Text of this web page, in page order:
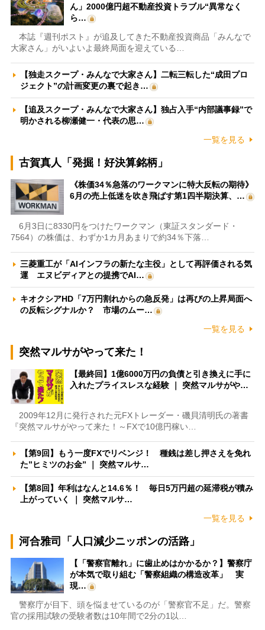
ん」2000億円超不動産投資トラブル“異常なく
ら…
本誌『週刊ポスト』が追及してきた不動産投資商品「みんなで
大家さん」がいよいよ最終局面を迎えている…
【独走スクープ・みんなで大家さん】二転三転した“成田プロ
ジェクト”の計画変更の裏で起き…
【追及スクープ・みんなで大家さん】独占入手“内部議事録”で
明かされる柳瀬健一・代表の思…
一覧を見る
古賀真人「発掘！好決算銘柄」
《株価34％急落のワークマンに特大反転の期待》
6月の売上低迷を吹き飛ばす第1四半期決算、…
6月3日に8330円をつけたワークマン（東証スタンダード・
7564）の株価は、わずか1カ月あまりで約34％下落…
三菱重工が「AIインフラの新たな主役」として再評価される気
運 エヌビディアとの提携でAI…
キオクシアHD「7万円割れからの急反発」は再びの上昇局面へ
の反転シグナルか？ 市場のムー…
一覧を見る
突然マルサがやって来た！
【最終回】1億6000万円の負債と引き換えに手に
入れたプライスレスな経験 ｜ 突然マルサがや…
2009年12月に発行された元FXトレーダー・磯貝清明氏の著書
『突然マルサがやって来た！～FXで10億円稼い…
【第9回】もう一度FXでリベンジ！ 種銭は差し押さえを免れ
た”ヒミツのお金” ｜ 突然マルサ…
【第8回】年利はなんと14.6％！ 毎日5万円超の延滞税が積み
上がっていく ｜ 突然マルサ…
一覧を見る
河合雅司「人口減少ニッポンの活路」
【「警察官離れ」に歯止めはかかるか？】警察庁
が本気で取り組む「警察組織の構造改革」 実
現…
警察庁が目下、頭を悩ませているのが「警察官不足」だ。警察
官の採用試験の受験者数は10年間で2分の1以…